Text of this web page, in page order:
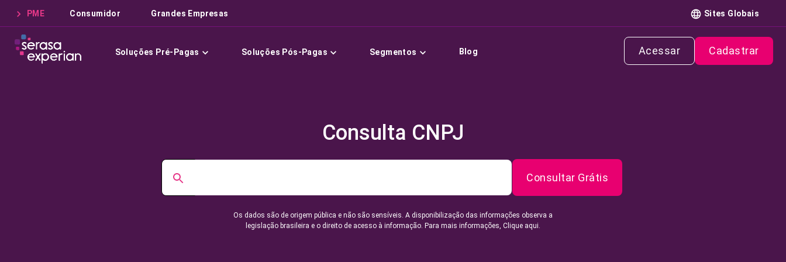
PME Consumidor Grandes Empresas Sites Globais
Soluções Pré-Pagas Soluções Pós-Pagas Segmentos Blog Acessar Cadastrar
Consulta CNPJ
Consultar Grátis
Os dados são de origem pública e não são sensíveis. A disponibilização das informações observa a
legislação brasileira e o direito de acesso à informação. Para mais informações, Clique aqui.